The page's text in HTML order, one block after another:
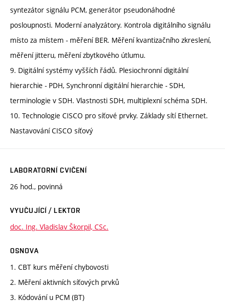
syntezátor signálu PCM, generátor pseudonáhodné
posloupnosti. Moderní analyzátory. Kontrola digitálního signálu
místo za místem - měření BER. Měření kvantizačního zkreslení,
měření jitteru, měření zbytkového útlumu.
9. Digitální systémy vyšších řádů. Plesiochronní digitální
hierarchie - PDH, Synchronní digitální hierarchie - SDH,
terminologie v SDH. Vlastnosti SDH, multiplexní schéma SDH.
10. Technologie CISCO pro síťové prvky. Základy sítí Ethernet.
Nastavování CISCO síťový
LABORATORNÍ CVIČENÍ
26 hod., povinná
VYUČUJÍCÍ / LEKTOR
doc. Ing. Vladislav Škorpil, CSc.
OSNOVA
1. CBT kurs měření chybovosti
2. Měření aktivních síťových prvků
3. Kódování u PCM (BT)